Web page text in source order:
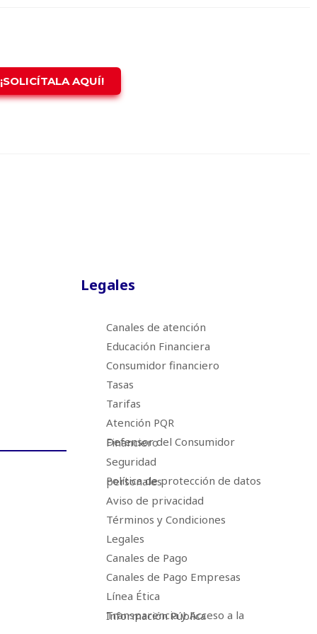
¡SOLICÍTALA AQUÍ!
Legales
Canales de atención
Educación Financiera
Consumidor financiero
Tasas
Tarifas
Atención PQR
Defensor del Consumidor Financiero
Seguridad
Política de protección de datos personales
Aviso de privacidad
Términos y Condiciones
Legales
Canales de Pago
Canales de Pago Empresas
Línea Ética
Transparencia y Acceso a la Información Pública